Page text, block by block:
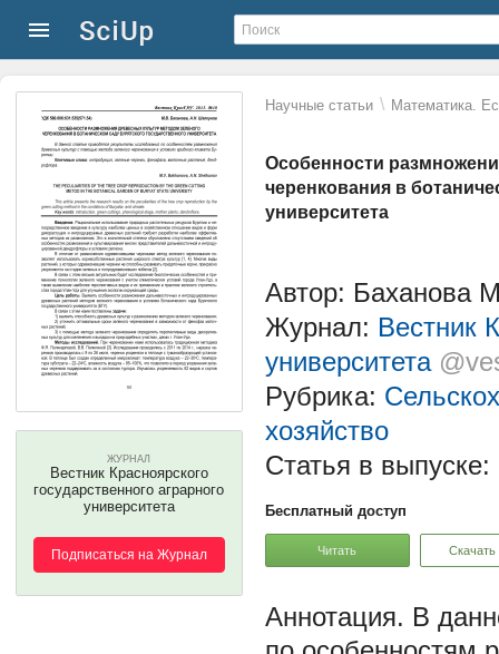
Научные статьи \ Математика.
Особенности
черенкования в
университета
ЖУРНАЛ
Вестник Красноярского
государственного аграрного
университета
Подписаться на Журнал
Автор: Баханова
Журнал: Вестник
университета
Рубрика:
хозяйство
Статья в выпуске:
Бесплатный доступ
Читать Скачать
В